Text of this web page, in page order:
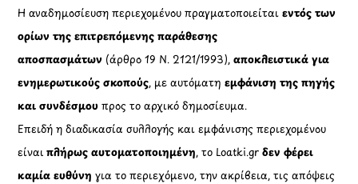
Η αναδημοσίευση περιεχομένου πραγματοποιείταιεντός των
ορίων της επιτρεπόμενης παράθεσης
αποσπασμάτων (άρθρο 19 Ν. 2121/1993), αποκλειστικά για
ενημερωτικούς σκοπούς, με αυτόματηεμφάνιση της πηγής
και συνδέσμου προς το αρχικό δημοσίευμα.
Επειδή η διαδικασία συλλογής και εμφάνισης περιεχομένου
είναιπλήρως αυτοματοποιημένη, το Loatki.grδεν φέρει
καμία ευθύνη για το περιεχόμενο, την ακρίβεια, τις απόψεις